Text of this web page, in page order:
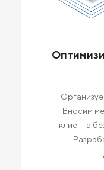
Вносим
клиента